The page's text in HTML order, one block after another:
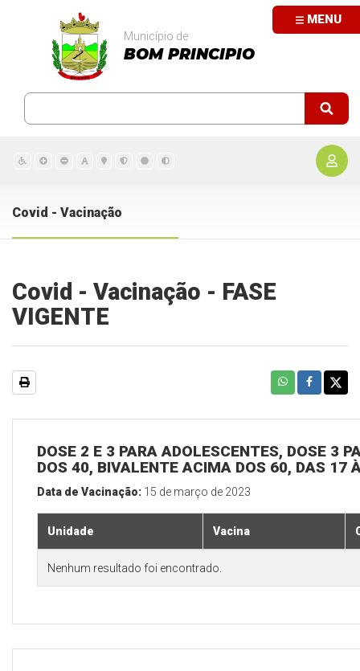
MENU
Município de
BOM PRINCIPIO
Covid - Vacinação
Covid - Vacinação - FASE
VIGENTE
DOSE 2 E 3 PARA ADOLESCENTES, DOSE 3
DOS 40, BIVALENTE ACIMA DOS 60, DAS 17
Data de Vacinação: 15 de março de 2023
Unidade Vacina
Nenhum resultado foi encontrado.